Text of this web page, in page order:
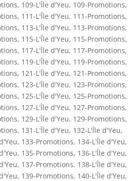
, 109-L'Île d'Yeu, 109-Promotions,
, 111-L'Île d'Yeu, 111-Promotions,
, 113-L'Île d'Yeu, 113-Promotions,
, 115-L'Île d'Yeu, 115-Promotions,
, 117-L'Île d'Yeu, 117-Promotions,
, 119-L'Île d'Yeu, 119-Promotions,
, 121-L'Île d'Yeu, 121-Promotions,
, 123-L'Île d'Yeu, 123-Promotions,
, 125-L'Île d'Yeu, 125-Promotions,
, 127-L'Île d'Yeu, 127-Promotions,
, 129-L'Île d'Yeu, 129-Promotions,
, 131-L'Île d'Yeu, 132-L'Île d'Yeu,
, 133-Promotions, 134-L'Île d'Yeu,
, 135-Promotions, 136-L'Île d'Yeu,
, 137-Promotions, 138-L'Île d'Yeu,
, 139-Promotions, 140-L'Île d'Yeu,